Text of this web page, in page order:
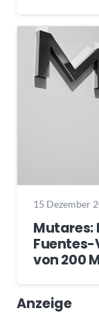
15 Dezember
Mutares:
Fuentes-
von 200
Anzeige